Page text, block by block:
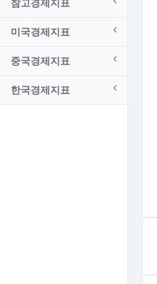
미국경제지표
중국경제지표
한국경제지표